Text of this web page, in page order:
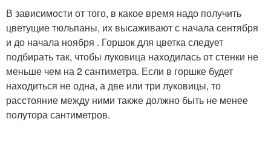
В зависимости от того, в какое время надо получить
цветущие тюльпаны, их высаживают с начала сентября
и до начала ноября . Горшок для цветка следует
подбирать так, чтобы луковица находилась от стенки не
меньше чем на 2 сантиметра. Если в горшке будет
находиться не одна, а две или три луковицы, то
расстояние между ними также должно быть не менее
полутора сантиметров.